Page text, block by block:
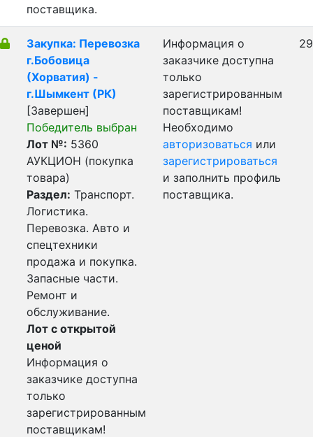
поставщика.
Закупка: Перевозка
г.Бобовица
(Хорватия) -
г.Шымкент (РК)
[Завершен]
Победитель выбран
Лот №: 5360
АУКЦИОН (покупка
товара)
Раздел: Транспорт.
Логистика.
Перевозка. Авто и
спецтехники
продажа и покупка.
Запасные части.
Ремонт и
обслуживание.
Лот с открытой
ценой
Информация о
заказчике доступна
только
зарегистрированным
поставщикам!
Информация о
заказчике доступна
только
зарегистрированным
поставщикам!
Необходимо
авторизоваться или
зарегистрироваться
и заполнить профиль
поставщика.